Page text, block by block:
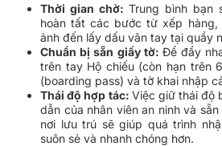
Thời gian chờ: Trung bình bạn
hoàn tất các bước từ xếp hàng,
ảnh đến lấy dấu vân tay tại quầy
Chuẩn bị sẵn giấy tờ: Để đẩy
trên tay Hộ chiếu (còn hạn trên
(boarding pass) và tờ khai nhập
Thái độ hợp tác: Việc giữ thái độ
dẫn của nhân viên an ninh và
nơi lưu trú sẽ giúp quá trình
suôn sẻ và nhanh chóng hơn.